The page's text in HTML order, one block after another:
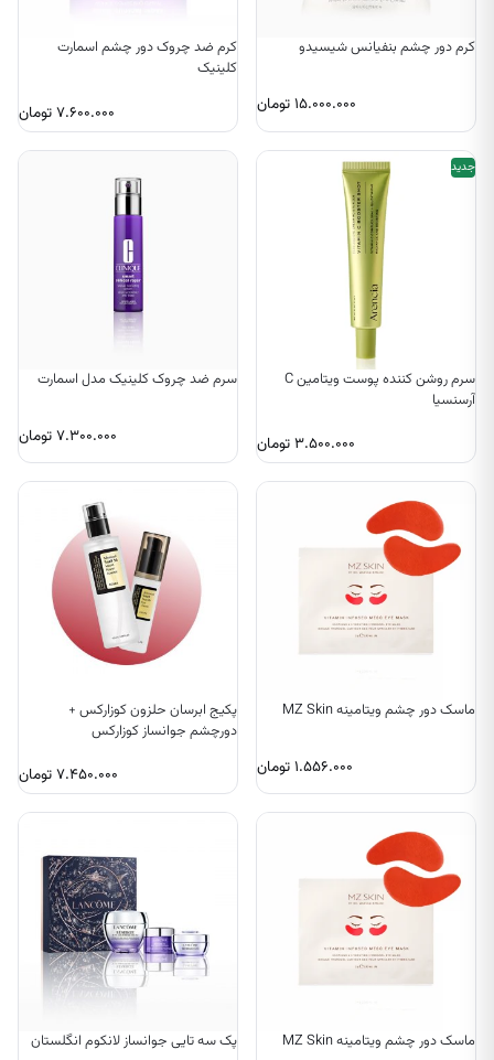
کرم دور چشم بنفیانس شیسیدو
۱۵.۰۰۰.۰۰۰تومان
کرم ضد چروک دور چشم اسمارت
کلینیک
۷.۶۰۰.۰۰۰تومان
جدید
سرم روشن کننده پوست ویتامین C
آرسنسیا
۳.۵۰۰.۰۰۰تومان
سرم ضد چروک کلینیک مدل اسمارت
۷.۳۰۰.۰۰۰تومان
ماسک دور چشم ویتامینه MZ Skin
۱.۵۵۶.۰۰۰تومان
پکیج ابرسان حلزون کوزارکس +
دورچشم جوانساز کوزارکس
۷.۴۵۰.۰۰۰تومان
ماسک دور چشم ویتامینه MZ Skin پک سه تایی جوانساز لانکوم انگلستان